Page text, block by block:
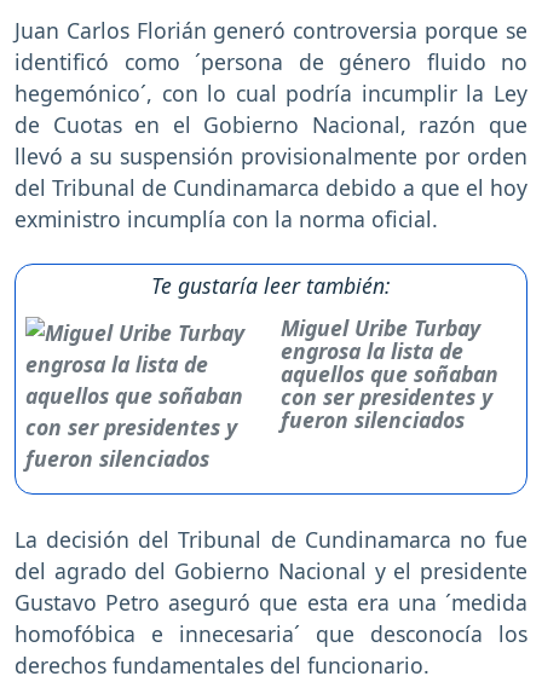
Juan Carlos Florián generó controversia porque se
identificó como ´persona de género fluido no
hegemónico´, con lo cual podría incumplir la Ley
de Cuotas en el Gobierno Nacional, razón que
llevó a su suspensión provisionalmente por orden
del Tribunal de Cundinamarca debido a que el hoy
exministro incumplía con la norma oficial.
Te gustaría leer también:
Miguel Uribe Turbay
engrosa la lista de
aquellos que soñaban
con ser presidentes y
fueron silenciados
La decisión del Tribunal de Cundinamarca no fue
del agrado del Gobierno Nacional y el presidente
Gustavo Petro aseguró que esta era una ´medida
homofóbica e innecesaria´ que desconocía los
derechos fundamentales del funcionario.